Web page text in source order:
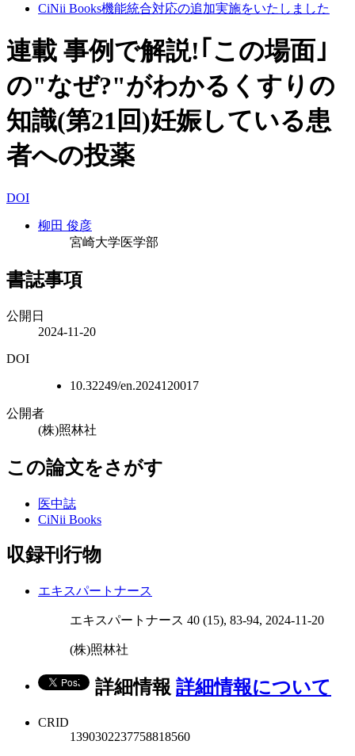
CiNii Books機能統合対応の追加実施をいたしました
連載 事例で解説!｢この場面｣
の"なぜ?"がわかるくすりの
知識(第21回)妊娠している患
者への投薬
DOI
柳田 俊彦
宮崎大学医学部
書誌事項
公開日
2024-11-20
DOI
10.32249/en.2024120017
公開者
(株)照林社
この論文をさがす
医中誌
CiNii Books
収録刊行物
エキスパートナース
エキスパートナース 40 (15), 83-94, 2024-11-20
(株)照林社
詳細情報 詳細情報について
CRID
1390302237758818560